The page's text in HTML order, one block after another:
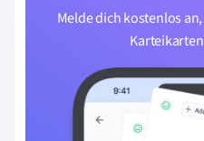
Melde dich kostenlos